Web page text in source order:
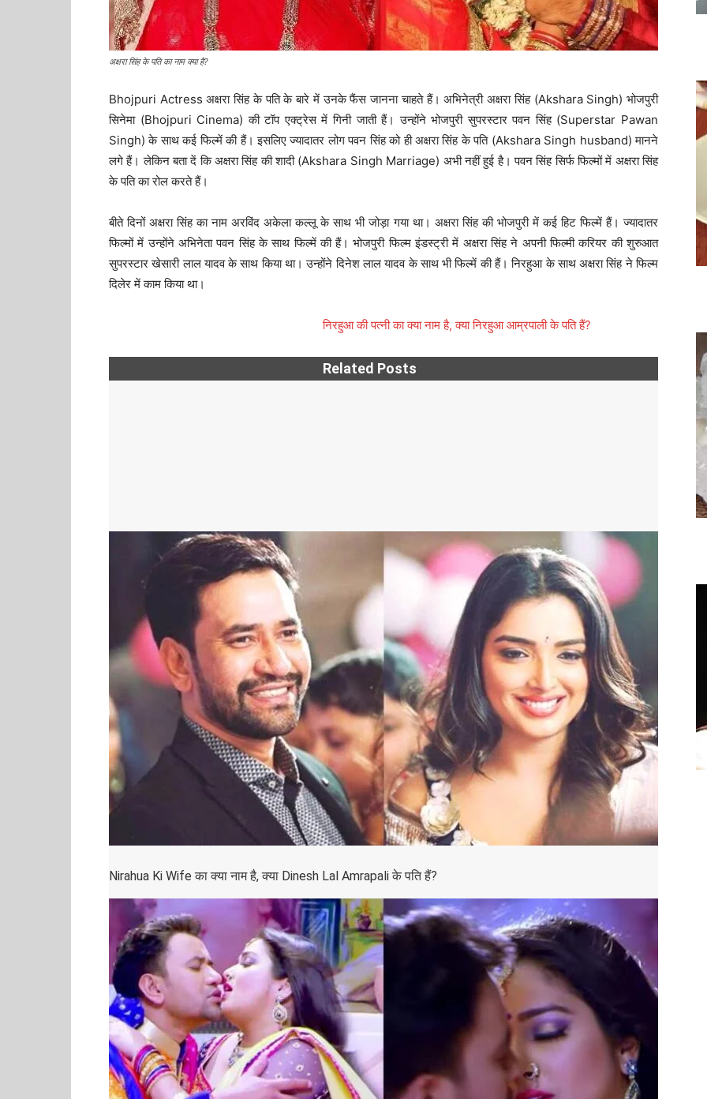
अक्षरा सिंह के पति का नाम क्या है?
Bhojpuri Actress अक्षरा सिंह के पति के बारे में उनके फैंस जानना चाहते हैं। अभिनेत्री अक्षरा सिंह (Akshara Singh) भोजपुरी
सिनेमा (Bhojpuri Cinema) की टॉप एक्ट्रेस में गिनी जाती हैं। उन्होंने भोजपुरी सुपरस्टार पवन सिंह (Superstar Pawan
Singh) के साथ कई फिल्में की हैं। इसलिए ज्यादातर लोग पवन सिंह को ही अक्षरा सिंह के पति (Akshara Singh husband) मानने
लगे हैं। लेकिन बता दें कि अक्षरा सिंह की शादी (Akshara Singh Marriage) अभी नहीं हुई है। पवन सिंह सिर्फ फिल्मों में अक्षरा सिंह
के पति का रोल करते हैं।
बीते दिनों अक्षरा सिंह का नाम अरविंद अकेला कल्लू के साथ भी जोड़ा गया था। अक्षरा सिंह की भोजपुरी में कई हिट फिल्में हैं। ज्यादातर
फिल्मों में उन्होंने अभिनेता पवन सिंह के साथ फिल्में की हैं। भोजपुरी फिल्म इंडस्ट्री में अक्षरा सिंह ने अपनी फिल्मी करियर की शुरुआत
सुपरस्टार खेसारी लाल यादव के साथ किया था। उन्होंने दिनेश लाल यादव के साथ भी फिल्में की हैं। निरहुआ के साथ अक्षरा सिंह ने फिल्म
दिलेर में काम किया था।
निरहुआ की पत्नी का क्या नाम है, क्या निरहुआ आम्रपाली के पति हैं?
Related Posts
Nirahua Ki Wife का क्या नाम है, क्या Dinesh Lal Amrapali के पति हैं?